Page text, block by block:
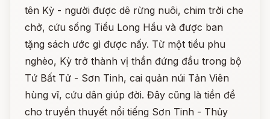
tên Kỳ - người được dê rừng nuôi, chim trời che
chở, cứu sống Tiểu Long Hầu và được ban
tặng sách ước gì được nấy. Từ một tiều phu
nghèo, Kỳ trở thành vị thần đứng đầu trong bộ
Tứ Bất Tử - Sơn Tinh, cai quản núi Tản Viên
hùng vĩ, cứu dân giúp đời. Đây cũng là tiền đề
cho truyền thuyết nổi tiếng Sơn Tinh - Thủy